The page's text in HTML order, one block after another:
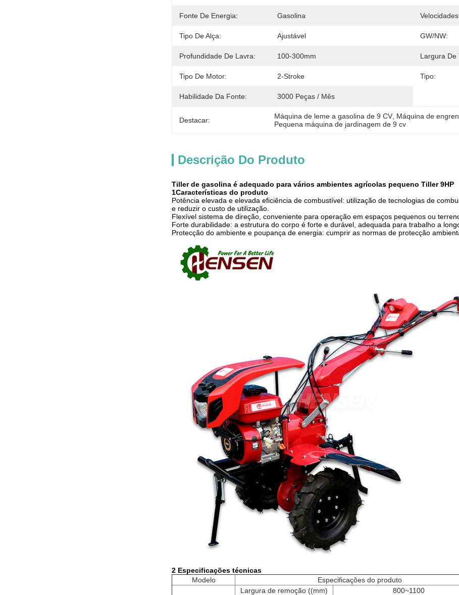
Fonte De Energia: Gasolina
Tipo De Alça: Ajustável GW/NW:
Profundidade De Lavra: 100-300mm Largura De
Tipo De Motor: 2-Stroke Tipo:
Habilidade Da Fonte: 3000 Peças / Mês
Destacar: Máquina de leme a gasolina de 9 CV Máquina de
Pequena máquina de jardinagem de 9 cv
Descrição Do Produto
Tiller de gasolina é adequado para vários ambientes agrícolas pequeno Tiller 9HP
1Características do produto
Potência elevada e elevada eficiência de combustível: utilização de tecnologias de
e reduzir o custo de utilização.
Flexível sistema de direção, conveniente para operação em espaços pequenos ou
Forte durabilidade: a estrutura do corpo é forte e durável, adequada para trabalho a
Protecção do ambiente e poupança de energia: cumprir as normas de protecção
2 Especificações técnicas
Modelo
Especificações do produto
Largura de remoção ((mm)
800~1100